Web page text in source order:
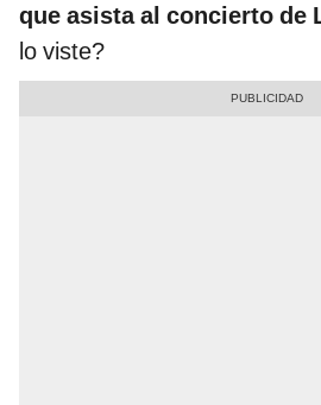
que asista al concierto de
lo viste?